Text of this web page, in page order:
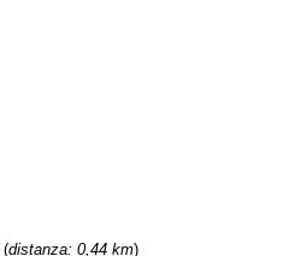
(distanza: 0,44 km)